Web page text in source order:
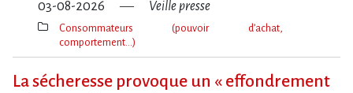
03-08-2026 Veille presse
Thèmes(s)
Consommateurs (pouvoir d’achat,
comportement…)
La sécheresse provoque un « effondrement